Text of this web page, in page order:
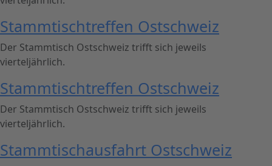
Stammtischtreffen Ostschweiz
Der Stammtisch Ostschweiz trifft sich jeweils
vierteljährlich.
Stammtischtreffen Ostschweiz
Der Stammtisch Ostschweiz trifft sich jeweils
vierteljährlich.
Stammtischausfahrt Ostschweiz